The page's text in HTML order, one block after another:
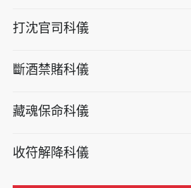
打沈官司科儀
斷酒禁賭科儀
藏魂保命科儀
收符解降科儀